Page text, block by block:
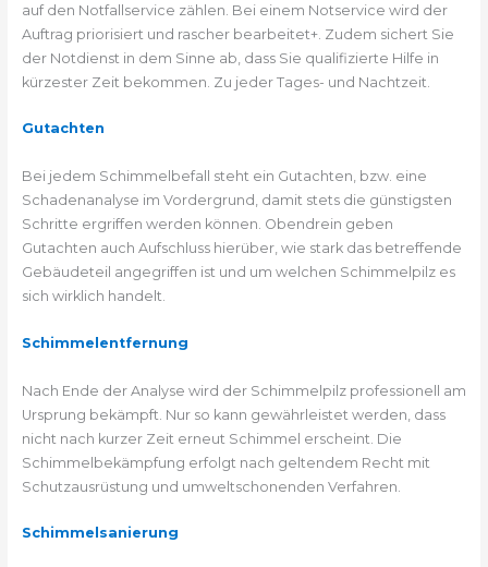
auf den Notfallservice zählen. Bei einem Notservice wird der
Auftrag priorisiert und rascher bearbeitet+. Zudem sichert Sie
der Notdienst in dem Sinne ab, dass Sie qualifizierte Hilfe in
kürzester Zeit bekommen. Zu jeder Tages- und Nachtzeit.
Gutachten
Bei jedem Schimmelbefall steht ein Gutachten, bzw. eine
Schadenanalyse im Vordergrund, damit stets die günstigsten
Schritte ergriffen werden können. Obendrein geben
Gutachten auch Aufschluss hierüber, wie stark das betreffende
Gebäudeteil angegriffen ist und um welchen Schimmelpilz es
sich wirklich handelt.
Schimmelentfernung
Nach Ende der Analyse wird der Schimmelpilz professionell am
Ursprung bekämpft. Nur so kann gewährleistet werden, dass
nicht nach kurzer Zeit erneut Schimmel erscheint. Die
Schimmelbekämpfung erfolgt nach geltendem Recht mit
Schutzausrüstung und umweltschonenden Verfahren.
Schimmelsanierung